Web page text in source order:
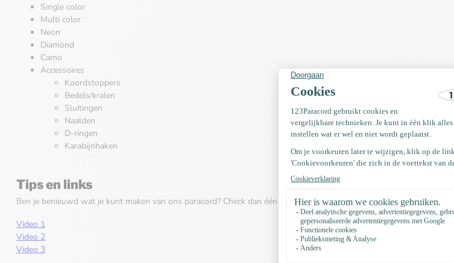
Single color
Multi color
Neon
Diamond
Camo
Accessoires
Koordstoppers
Bedels/kralen
Sluitingen
Naalden
D-ringen
Karabijnhaken
Tips en links
Ben je benieuwd wat je kunt maken van ons paracord? Check dan één van onderstaande video's:
Video 1
Video 2
Video 3